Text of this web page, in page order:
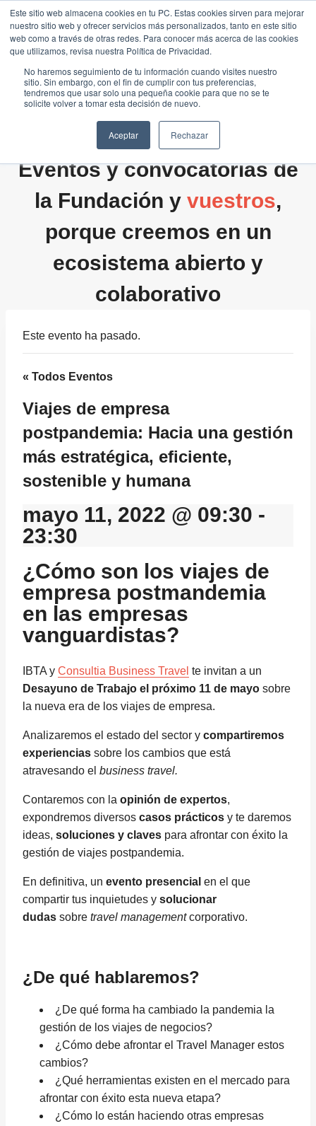
Este sitio web almacena cookies en tu PC. Estas cookies sirven para mejorar
nuestro sitio web y ofrecer servicios más personalizados, tanto en este sitio
web como a través de otras redes. Para conocer más acerca de las cookies
que utilizamos, revisa nuestra Política de Privacidad.
No haremos seguimiento de tu información cuando visites nuestro
sitio. Sin embargo, con el fin de cumplir con tus preferencias,
tendremos que usar solo una pequeña cookie para que no se te
solicite volver a tomar esta decisión de nuevo.
Aceptar Rechazar
Saltar
contenido
Eventos y convocatorias de
la Fundación y vuestros,
porque creemos en un
ecosistema abierto y
colaborativo
Este evento ha pasado.
« Todos Eventos
Viajes de empresa
postpandemia: Hacia una gestión
más estratégica, eficiente,
sostenible y humana
mayo 11, 2022 @ 09:30 -
23:30
¿Cómo son los viajes de
empresa postmandemia
en las empresas
vanguardistas?
IBTA y Consultia Business Travel te invitan a un
Desayuno de Trabajo el próximo 11 de mayo sobre
la nueva era de los viajes de empresa.
Analizaremos el estado del sector y compartiremos
experiencias sobre los cambios que está
atravesando el business travel.
Contaremos con la opinión de expertos,
expondremos diversos casos prácticos y te daremos
ideas, soluciones y claves para afrontar con éxito la
gestión de viajes postpandemia.
En definitiva, un evento presencial en el que
compartir tus inquietudes y solucionar
dudas sobre travel managementcorporativo.
¿De qué hablaremos?
¿De qué forma ha cambiado la pandemia la
gestión de los viajes de negocios?
¿Cómo debe afrontar el Travel Manager estos
cambios?
¿Qué herramientas existen en el mercado para
afrontar con éxito esta nueva etapa?
¿Cómo lo están haciendo otras empresas
Traducir »